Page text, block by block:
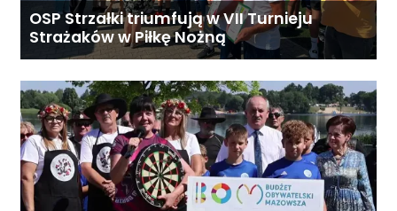
OSP Strzałki triumfują w VII Turnieju
Strażaków w Piłkę Nożną